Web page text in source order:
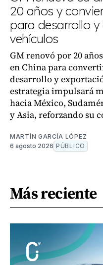
20 años y
para desarrollo
vehículos
GM renovó por 20
en China para
desarrollo y
estrategia impulsará
hacia México,
y Asia, reforzando su
MARTÍN GARCÍA LÓPEZ
6 agosto 2026 PÚBLICO
Más reciente